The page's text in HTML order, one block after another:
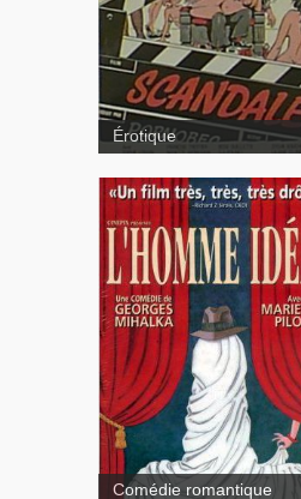
Érotique
L'homme idéal
Comédie romantique